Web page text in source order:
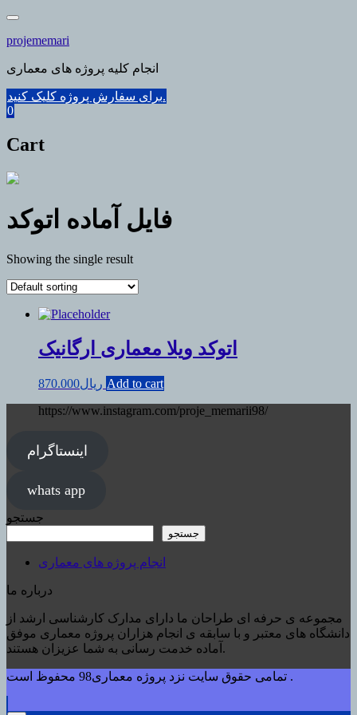
Skip
content
projememari
انجام کلیه پروژه های معماری
برای سفارش پروژه کلیک کنید.
0
Cart
فایل آماده اتوکد
Showing the single result
اتوکد ویلا معماری ارگانیک
ریال870.000
Add to cart
https://www.instagram.com/proje_memarii98/
اینستاگرام
whats app
جستجو
جستجو
انجام پروژه های معماری
درباره ما
مجموعه ی حرفه ای طراحان ما دارای مدارک کارشناسی ارشد از
دانشگاه های معتبر و با سابقه ی انجام هزاران پروژه معماری موفق
آماده خدمت رسانی به شما عزیزان هستند.
تمامی حقوق سایت نزد پروژه معماری98 محفوظ است .